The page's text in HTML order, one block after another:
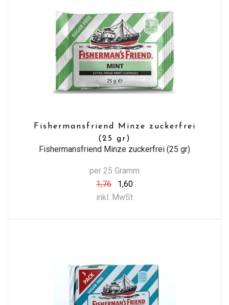
Fishermansfriend Minze zuckerfrei
(25 gr)
Fishermansfriend Minze zuckerfrei (25 gr)
per 25 Gramm
1,76
1,60
inkl. MwSt